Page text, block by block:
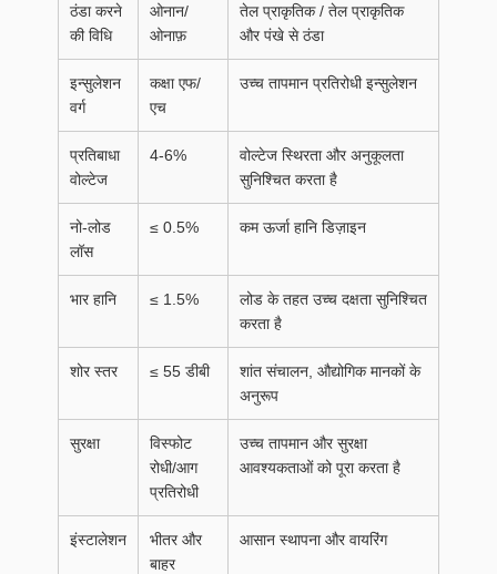
ठंडा करने
की विधि
ओनान/
ओनाफ़
तेल प्राकृतिक / तेल प्राकृतिक
और पंखे से ठंडा
इन्सुलेशन
वर्ग
कक्षा एफ/
एच
उच्च तापमान प्रतिरोधी इन्सुलेशन
प्रतिबाधा
वोल्टेज
4-6%
वोल्टेज स्थिरता और अनुकूलता
सुनिश्चित करता है
नो-लोड
लॉस
≤ 0.5% कम ऊर्जा हानि डिज़ाइन
भार हानि ≤ 1.5%
लोड के तहत उच्च दक्षता सुनिश्चित
करता है
शोर स्तर ≤ 55 डीबी
शांत संचालन, औद्योगिक मानकों के
अनुरूप
सुरक्षा
विस्फोट
रोधी/आग
प्रतिरोधी
उच्च तापमान और सुरक्षा
आवश्यकताओं को पूरा करता है
इंस्टालेशन
भीतर और
बाहर
आसान स्थापना और वायरिंग